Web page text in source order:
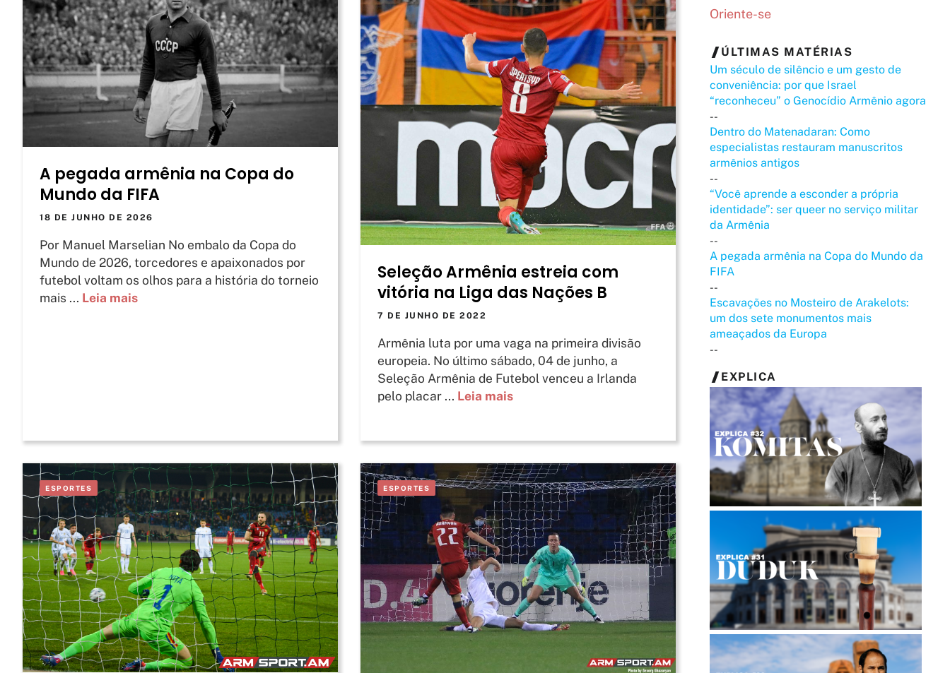
A pegada armênia na Copa do
Mundo da FIFA
18 DE JUNHO DE 2026
Por Manuel Marselian No embalo da Copa do
Mundo de 2026, torcedores e apaixonados por
futebol voltam os olhos para a história do torneio
mais ... Leia mais
Seleção Armênia estreia com
vitória na Liga das Nações B
7 DE JUNHO DE 2022
Armênia luta por uma vaga na primeira divisão
europeia. No último sábado, 04 de junho, a
Seleção Armênia de Futebol venceu a Irlanda
pelo placar ... Leia mais
ESPORTES ESPORTES
Oriente-se
ÚLTIMAS MATÉRIAS
Um século de silêncio e um gesto de
conveniência: por que Israel
“reconheceu” o Genocídio Armênio agora
--
Dentro do Matenadaran: Como
especialistas restauram manuscritos
armênios antigos
--
“Você aprende a esconder a própria
identidade”: ser queer no serviço militar
da Armênia
--
A pegada armênia na Copa do Mundo da
FIFA
--
Escavações no Mosteiro de Arakelots:
um dos sete monumentos mais
ameaçados da Europa
--
EXPLICA